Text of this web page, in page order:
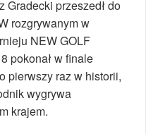
Gradecki przeszedł do
rozgrywanym w
NEW GOLF
pokonał w finale
pierwszy raz w historii,
wygrywa
krajem.